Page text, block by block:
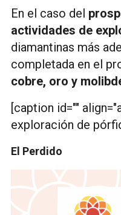
En el caso del
actividades de
diamantinas más
completada en el
cobre, oro y
[caption id=""
exploración de
El Perdido